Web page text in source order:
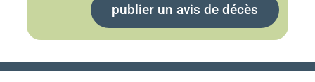
publier un avis de décès